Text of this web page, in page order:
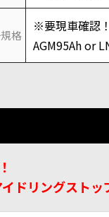
格
※要現車確認
AGM95Ah or
ドリングストッ